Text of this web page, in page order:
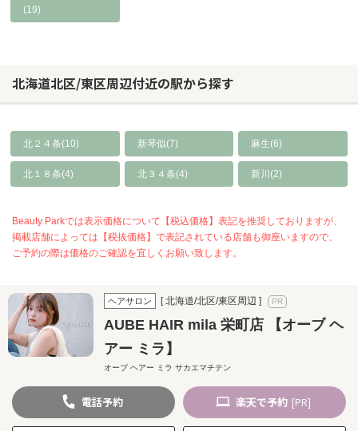
(19)
北海道北区/東区周辺付近の駅から探す
北２４条(10) 新琴似(7) 麻生(6)
北１８条(4) 北３４条(4) 新川(2)
Beauty Parkでは表示価格について【税込価格】表記を推奨しておりますが、
掲載店舗によっては【税抜価格】で表記されている店舗も御座いますので、
ご予約の際は価格のご確認を宜しくお願い致します。
ヘアサロン [ 北海道/北区/東区周辺 ]
AUBE HAIR mila 栄町店 【オーブ ヘ
アー ミラ】
オーブ ヘアー ミラ サカエマチテン
電話予約 楽天で予約 [PR]